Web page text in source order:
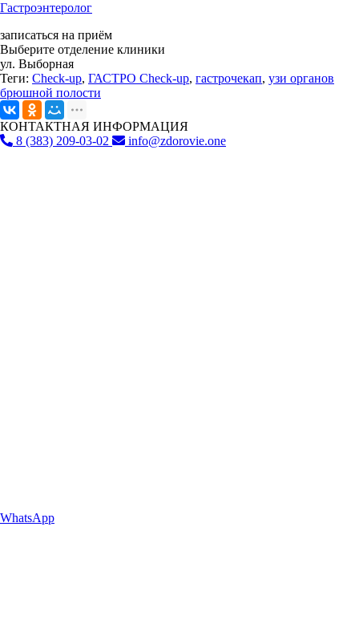
Гастроэнтеролог
записаться на приём
Выберите отделение клиники
ул. Выборная
Теги: Check-up, ГАСТРО Check-up, гастрочекап, узи органов
брюшной полости
КОНТАКТНАЯ ИНФОРМАЦИЯ
8 (383) 209-03-02
info@zdorovie.one
WhatsApp